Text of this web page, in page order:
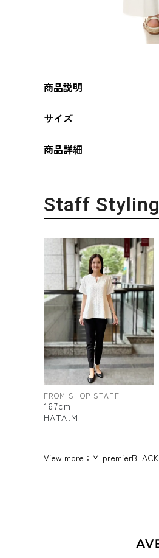
商品説明
サイズ
商品詳細
Staff Styling
FROM SHOP STAFF
167cm
HATA.M
View more： M-premierBLACK